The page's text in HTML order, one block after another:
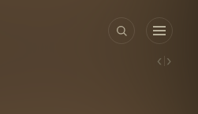
‹ ›